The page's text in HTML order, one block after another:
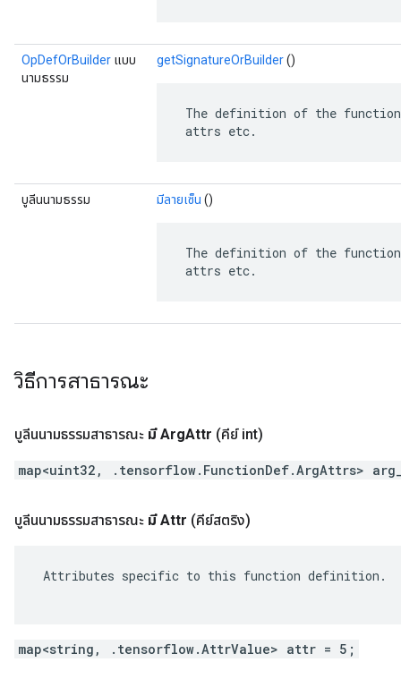
OpDefOrBuilder แบบ
นามธรรม
getSignatureOrBuilder()
The definition of the
attrs etc.
บูลีนนามธรรม มีลายเซ็น ()
The definition of the
attrs etc.
วิธีการสาธารณะ
บูลีนนามธรรมสาธารณะ มี ArgAttr (คีย์ int)
map<uint32, .tensorflow.FunctionDef.ArgAttrs>
บูลีนนามธรรมสาธารณะ มี Attr (คีย์สตริง)
Attributes specific to this function definition.
map<string, .tensorflow.AttrValue> attr = 5;